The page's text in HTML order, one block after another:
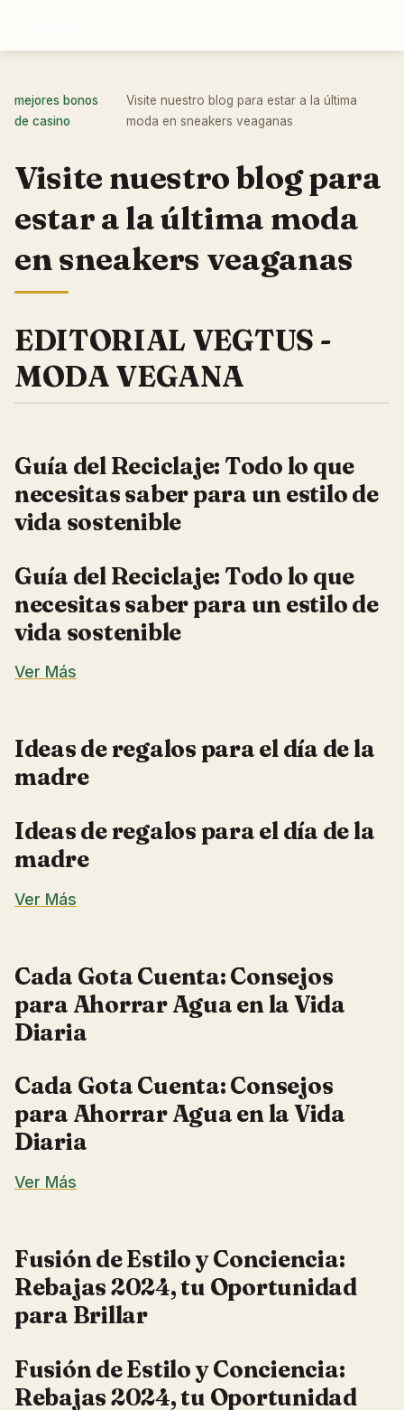
mejores bonos
de casino
Visite nuestro blog para estar a la última
moda en sneakers veaganas
Visite nuestro blog para
estar a la última moda
en sneakers veaganas
EDITORIAL VEGTUS -
MODA VEGANA
Guía del Reciclaje: Todo lo que
necesitas saber para un estilo de
vida sostenible
Guía del Reciclaje: Todo lo que
necesitas saber para un estilo de
vida sostenible
Ver Más
Ideas de regalos para el día de la
madre
Ideas de regalos para el día de la
madre
Ver Más
Cada Gota Cuenta: Consejos
para Ahorrar Agua en la Vida
Diaria
Cada Gota Cuenta: Consejos
para Ahorrar Agua en la Vida
Diaria
Ver Más
Fusión de Estilo y Conciencia:
Rebajas 2024, tu Oportunidad
para Brillar
Fusión de Estilo y Conciencia:
Rebajas 2024, tu Oportunidad